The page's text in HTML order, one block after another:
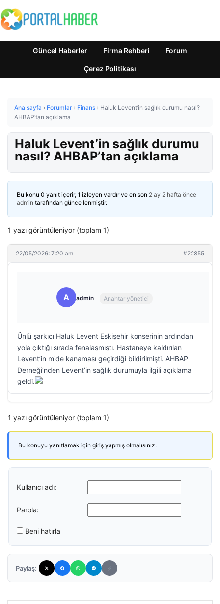
Güncel Haberler Firma Rehberi Forum
Çerez Politikası
Ana sayfa › Forumlar › Finans › Haluk Levent’in sağlık durumu nasıl?
AHBAP’tan açıklama
Haluk Levent’in sağlık durumu
nasıl? AHBAP’tan açıklama
Bu konu 0 yanıt içerir, 1 izleyen vardır ve en son 2 ay 2 hafta önce
admin tarafından güncellenmiştir.
1 yazı görüntüleniyor (toplam 1)
22/05/2026: 7:20 am #22855
A admin Anahtar yönetici
Ünlü şarkıcı Haluk Levent Eskişehir konserinin ardından
yola çıktığı sırada fenalaşmıştı. Hastaneye kaldırılan
Levent’in mide kanaması geçirdiği bildirilmişti. AHBAP
Derneği’nden Levent’in sağlık durumuyla ilgili açıklama
geldi.
1 yazı görüntüleniyor (toplam 1)
Bu konuyu yanıtlamak için giriş yapmış olmalısınız.
Kullanıcı adı:
Parola:
Beni hatırla
Paylaş: